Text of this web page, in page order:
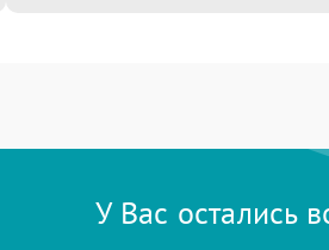
У Вас остались